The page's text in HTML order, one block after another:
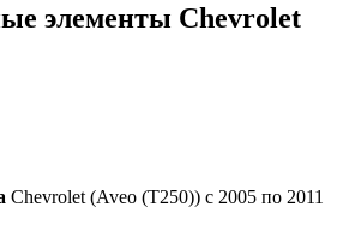
элементы Chevrolet
Chevrolet (Aveo (T250)) с 2005 по 2011